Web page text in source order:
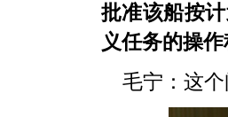
批准该船按
义任务的操
毛宁：这